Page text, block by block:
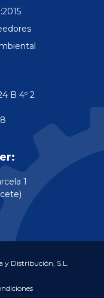
B 4º 2
1
Distribución, S.L.